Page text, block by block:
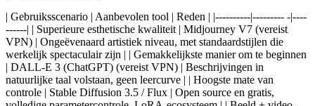
| Gebruiksscenario | Aanbevolen tool | Reden | |----------|--------- -|----
------| | Superieure esthetische kwaliteit| Midjourney V7 (vereist
VPN) | Ongeëvenaard artistiek niveau, met standaardstijlen die
werkelijk spectaculair zijn | | Gemakkelijkste manier om te beginnen
| DALL-E 3 (ChatGPT) (vereist VPN) | Beschrijvingen in
natuurlijke taal volstaan, geen leercurve | | Hoogste mate van
controle | Stable Diffusion 3.5 / Flux | Open source en gratis,